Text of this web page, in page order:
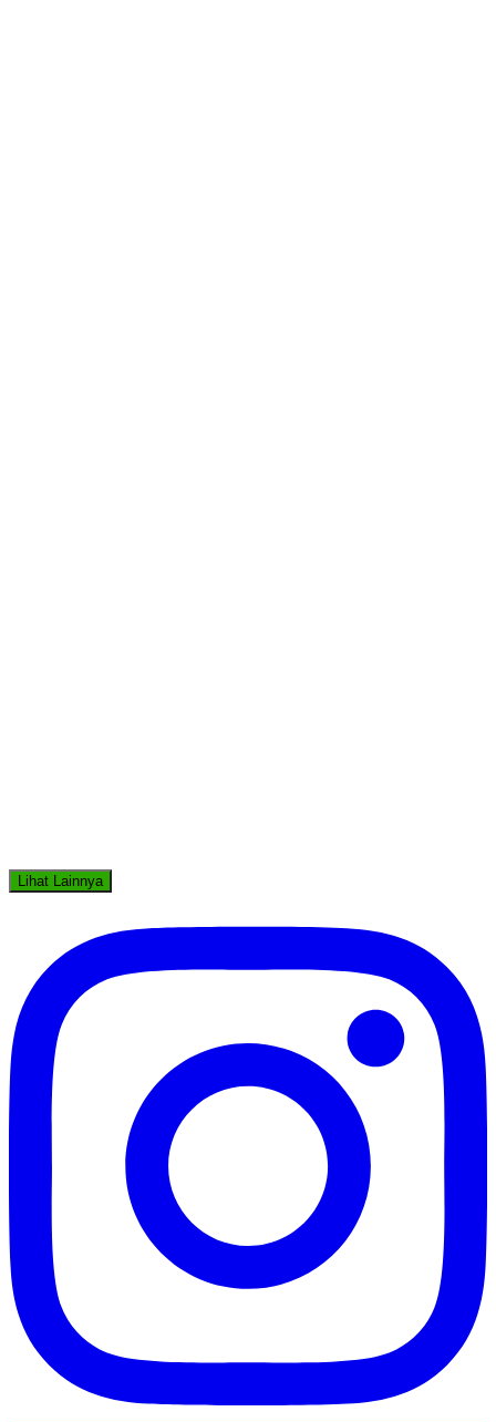
Lihat Lainnya